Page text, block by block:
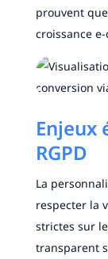
prouvent
croissance
Enjeux
RGPD
La
respecter la
strictes sur
transparent